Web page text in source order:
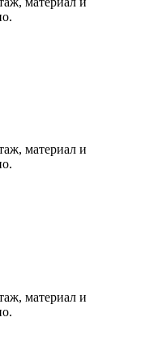
материал и
материал и